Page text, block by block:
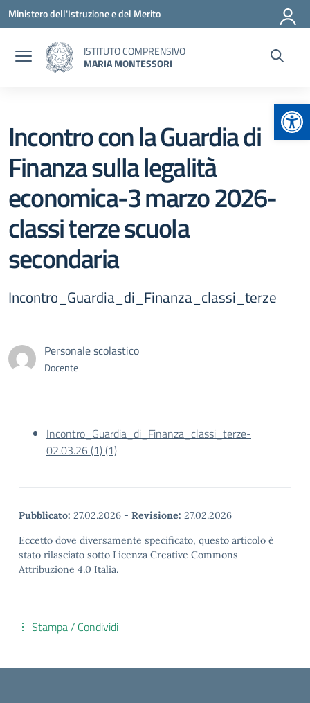
Vai ai contenuti
Vai al menu di navigazione
Vai al footer
Ministero dell'Istruzione e del Merito
ISTITUTO COMPRENSIVO
MARIA MONTESSORI
Incontro con la Guardia di
Finanza sulla legalità
economica-3 marzo 2026-
classi terze scuola
secondaria
Incontro_Guardia_di_Finanza_classi_terze
Personale scolastico
Docente
Incontro_Guardia_di_Finanza_classi_terze-
02.03.26 (1) (1)
Pubblicato: 27.02.2026 - Revisione: 27.02.2026
Eccetto dove diversamente specificato, questo articolo è
stato rilasciato sotto Licenza Creative Commons
Attribuzione 4.0 Italia.
Stampa / Condividi